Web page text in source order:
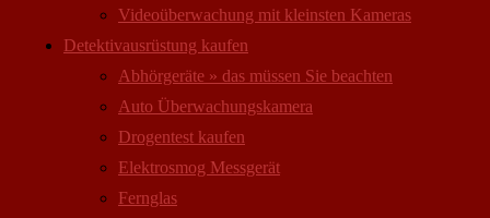
Videoüberwachung mit kleinsten Kameras
Detektivausrüstung kaufen
Abhörgeräte » das müssen Sie beachten
Auto Überwachungs­kamera
Drogentest kaufen
Elektrosmog Messgerät
Fernglas